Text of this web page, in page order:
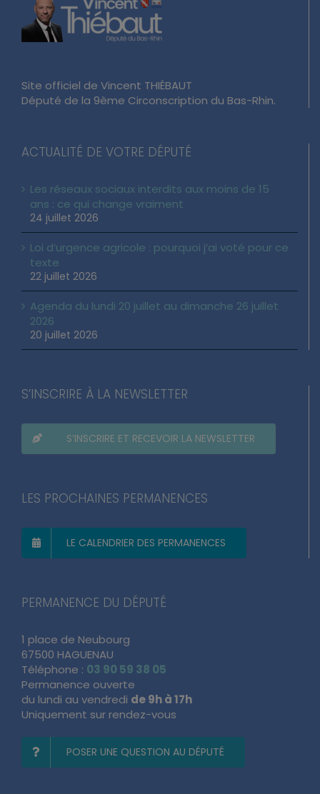
Site officiel de Vincent THIÉBAUT
Député de la 9ème Circonscription du Bas-Rhin.
ACTUALITÉ DE VOTRE DÉPUTÉ
Les réseaux sociaux interdits aux moins de 15
ans : ce qui change vraiment
24 juillet 2026
Loi d’urgence agricole : pourquoi j’ai voté pour ce
texte
22 juillet 2026
Agenda du lundi 20 juillet au dimanche 26 juillet
2026
20 juillet 2026
S’INSCRIRE À LA NEWSLETTER
S’INSCRIRE ET RECEVOIR LA NEWSLETTER
LES PROCHAINES PERMANENCES
LE CALENDRIER DES PERMANENCES
PERMANENCE DU DÉPUTÉ
1 place de Neubourg
67500 HAGUENAU
Téléphone : 03 90 59 38 05
Permanence ouverte
du lundi au vendredi de 9h à 17h
Uniquement sur rendez-vous
POSER UNE QUESTION AU DÉPUTÉ